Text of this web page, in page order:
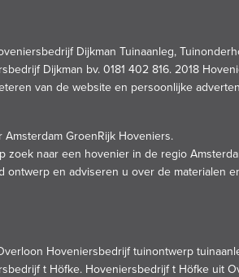
Dijkman Tuinaanleg,
Dijkman bv. 0181 402 816. 2018
van de website en persoonlijke
Amsterdam GroenRijk Hoveniers.
zoek naar een hovenier in de regio
ontwerp en adviseren u over de materialen
Hoveniersbedrijf tuinontwerp
t Höfke. Hoveniersbedrijf t Höfke uit